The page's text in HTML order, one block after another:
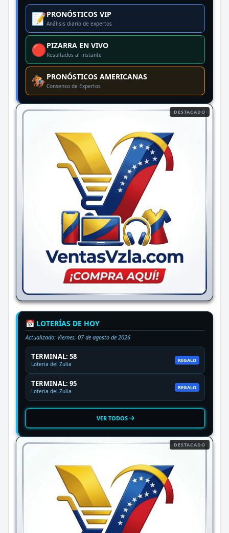
📝PRONÓSTICOS VIP
Análisis diario de expertos
🔴PIZARRA EN VIVO
Resultados al instante
🏇PRONÓSTICOS AMERICANAS
Consenso de Expertos
DESTACADO
📅 LOTERÍAS DE HOY
Actualizado: Viernes, 07 de agosto de 2026
TERMINAL: 58
Loteria del Zulia
REGALO
TERMINAL: 95
Loteria del Zulia
REGALO
VER TODOS
DESTACADO